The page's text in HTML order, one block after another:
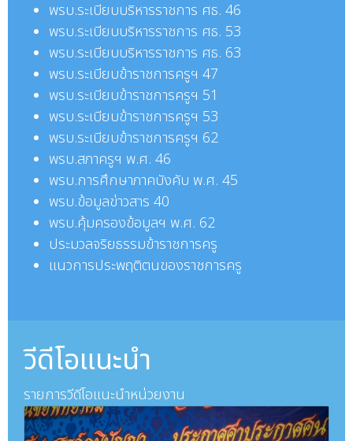
พรบ.ระเบียบบริหารราชการ ศธ. 46
พรบ.ระเบียบบริหารราชการ ศธ. 53
พรบ.ระเบียบบริหารราชการ ศธ. 63
พรบ.ระเบียบข้าราชการครูฯ 47
พรบ.ระเบียบข้าราชการครูฯ 51
พรบ.ระเบียบข้าราชการครูฯ 53
พรบ.ระเบียบข้าราชการครูฯ 62
พรบ.สภาครูฯ พ.ศ. 46
พรบ.การศึกษาภาคบังคับ พ.ศ. 45
พรบ.ข้อมูลข่าวสาร 40
พรบ.คุ้มครองข้อมูลฯ พ.ศ. 62
ประมวลจริยธรรมข้าราชการครู
แนวการประพฤติตนของราชการครู
วีดีโอแนะนำ
รายการวีดีโอแนะนำหน่วยงาน